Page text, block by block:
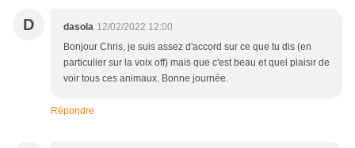
D dasola 12/02/2022 12:00
Bonjour Chris, je suis assez d'accord sur ce que tu dis (en
particulier sur la voix off) mais que c'est beau et quel plaisir de
voir tous ces animaux. Bonne journée.
Répondre